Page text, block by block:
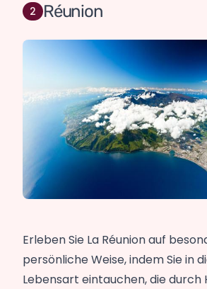
Réunion
Erleben Sie La Réunion auf
persönliche Weise, indem Sie in
Lebensart eintauchen, die durch